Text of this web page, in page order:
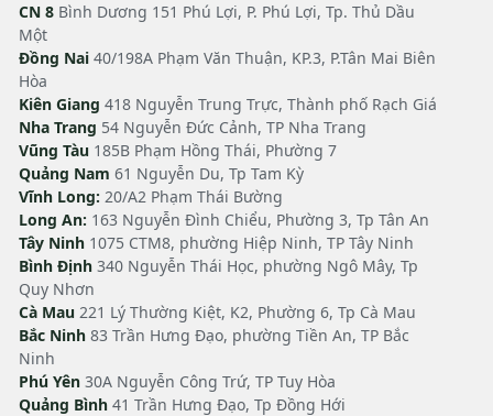
CN 8 Bình Dương 151 Phú Lợi, P. Phú Lợi, Tp. Thủ Dầu
Một
Đồng Nai 40/198A Phạm Văn Thuận, KP.3, P.Tân Mai Biên
Hòa
Kiên Giang 418 Nguyễn Trung Trực, Thành phố Rạch Giá
Nha Trang 54 Nguyễn Đức Cảnh, TP Nha Trang
Vũng Tàu 185B Phạm Hồng Thái, Phường 7
Quảng Nam 61 Nguyễn Du, Tp Tam Kỳ
Vĩnh Long: 20/A2 Phạm Thái Bường
Long An: 163 Nguyễn Đình Chiểu, Phường 3, Tp Tân An
Tây Ninh 1075 CTM8, phường Hiệp Ninh, TP Tây Ninh
Bình Định 340 Nguyễn Thái Học, phường Ngô Mây, Tp
Quy Nhơn
Cà Mau 221 Lý Thường Kiệt, K2, Phường 6, Tp Cà Mau
Bắc Ninh 83 Trần Hưng Đạo, phường Tiền An, TP Bắc
Ninh
Phú Yên 30A Nguyễn Công Trứ, TP Tuy Hòa
Quảng Bình 41 Trần Hưng Đạo, Tp Đồng Hới